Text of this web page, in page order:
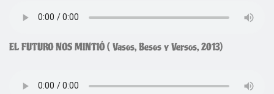
EL FUTURO NOS MINTIÓ ( Vasos, Besos y Versos, 2013)